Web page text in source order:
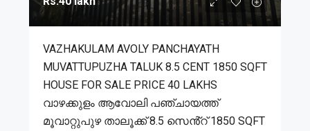
VAZHAKULAM AVOLY PANCHAYATH
MUVATTUPUZHA TALUK 8.5 CENT 1850 SQFT
HOUSE FOR SALE PRICE 40 LAKHS
വാഴക്കുളം ആവോലി പഞ്ചായത്ത്
മൂവാറ്റുപുഴ താലൂക്ക് 8.5 സെൻ്റ് 1850 SQFT